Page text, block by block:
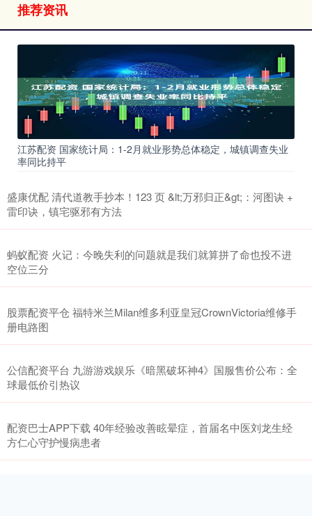
推荐资讯
江苏配资 国家统计局：1-2月就业形势总体稳定，城镇调查失业
率同比持平
盛康优配 清代道教手抄本！123 页 &lt;万邪归正&gt;：河图诀 +
雷印诀，镇宅驱邪有方法
蚂蚁配资 火记：今晚失利的问题就是我们就算拼了命也投不进
空位三分
股票配资平仓 福特米兰Milan维多利亚皇冠CrownVictoria维修手
册电路图
公信配资平台 九游游戏娱乐《暗黑破坏神4》国服售价公布：全
球最低价引热议
配资巴士APP下载 40年经验改善眩晕症，首届名中医刘龙生经
方仁心守护慢病患者